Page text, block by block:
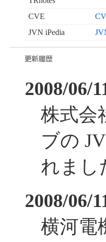
CVE
JVN iPedia
2008/06/
株式会
ブの
れまし
2008/06/
横河電